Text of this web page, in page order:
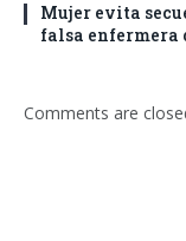
Mujer evita
falsa enfermera
Comments are